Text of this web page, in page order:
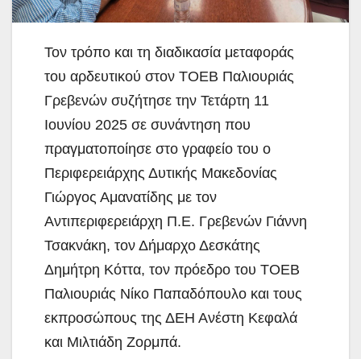
Τον τρόπο και τη διαδικασία μεταφοράς
του αρδευτικού στον ΤΟΕΒ Παλιουριάς
Γρεβενών συζήτησε την Τετάρτη 11
Ιουνίου 2025 σε συνάντηση που
πραγματοποίησε στο γραφείο του ο
Περιφερειάρχης Δυτικής Μακεδονίας
Γιώργος Αμανατίδης με τον
Αντιπεριφερειάρχη Π.Ε. Γρεβενών Γιάννη
Τσακνάκη, τον Δήμαρχο Δεσκάτης
Δημήτρη Κόττα, τον πρόεδρο του ΤΟΕΒ
Παλιουριάς Νίκο Παπαδόπουλο και τους
εκπροσώπους της ΔΕΗ Ανέστη Κεφαλά
και Μιλτιάδη Ζορμπά.